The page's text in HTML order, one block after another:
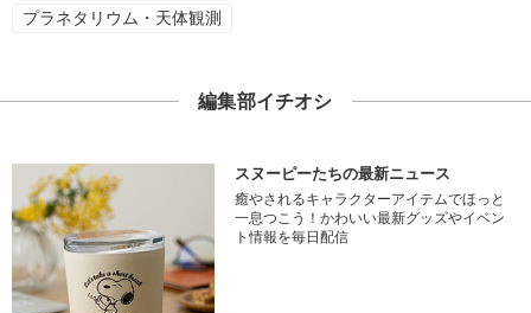
プラネタリウム・天体観測
編集部イチオシ
スヌーピーたちの最新ニュース
癒やされるキャラクターアイテムでほっと
一息つこう！かわいい最新グッズやイベン
ト情報を毎日配信